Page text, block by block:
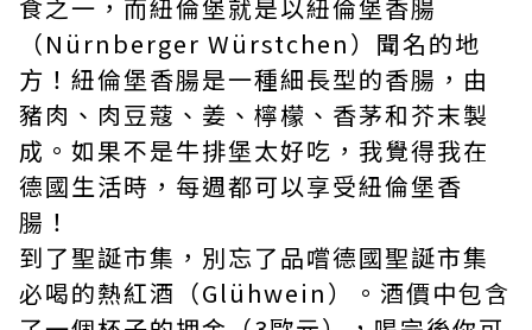
食之一，而紐倫堡就是以紐倫堡香腸
（Nürnberger Würstchen）聞名的地
方！紐倫堡香腸是一種細長型的香腸，由
豬肉、肉豆蔻、姜、檸檬、香茅和芥末製
成。如果不是牛排堡太好吃，我覺得我在
德國生活時，每週都可以享受紐倫堡香
腸！
到了聖誕市集，別忘了品嚐德國聖誕市集
必喝的熱紅酒（Glühwein）。酒價中包含